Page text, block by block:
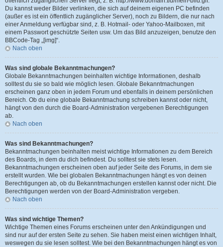
Du kannst weder Bilder verlinken, die sich auf deinem eigenen PC befinden
(außer es ist ein öffentlich zugänglicher Server), noch zu Bildern, die nur nach
einer Anmeldung verfügbar sind, z. B. Hotmail- oder Yahoo-Mailboxen, mit
einem Passwort geschützte Seiten usw. Um das Bild anzuzeigen, benutze den
BBCode-Tag „[img]“.
Nach oben
Was sind globale Bekanntmachungen?
Globale Bekanntmachungen beinhalten wichtige Informationen, deshalb
solltest du sie so bald wie möglich lesen. Globale Bekanntmachungen
erscheinen ganz oben in jedem Forum und ebenfalls in deinem persönlichen
Bereich. Ob du eine globale Bekanntmachung schreiben kannst oder nicht,
hängt von den durch die Board-Administration vergebenen Berechtigungen
ab.
Nach oben
Was sind Bekanntmachungen?
Bekanntmachungen beinhalten meist wichtige Informationen zu dem Bereich
des Boards, in dem du dich befindest. Du solltest sie stets lesen.
Bekanntmachungen erscheinen oben auf jeder Seite des Forums, in dem sie
erstellt wurden. Wie bei globalen Bekanntmachungen hängt es von deinen
Berechtigungen ab, ob du Bekanntmachungen erstellen kannst oder nicht. Die
Berechtigungen werden von der Board-Administration vergeben.
Nach oben
Was sind wichtige Themen?
Wichtige Themen eines Forums erscheinen unter den Ankündigungen und
sind nur auf der ersten Seite zu sehen. Sie haben meist einen wichtigen Inhalt,
weswegen du sie lesen solltest. Wie bei den Bekanntmachungen hängt es von